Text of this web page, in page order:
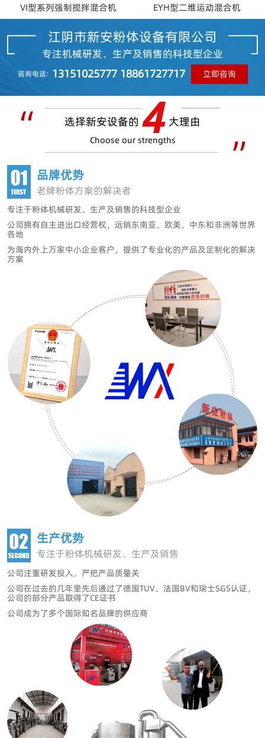
VI型系列强制搅拌混合机 EYH型二维运动混合机
江阴市新安粉体设备有限公司
专注机械研发、生产及销售的科技型企业
咨询电话: 13151025777 18861727717 立即咨询
选择新安设备的 大理由
Choose our strengths
品牌优势
老牌粉体方案的解决者
专注于粉体机械研发、生产及销售的科技型企业
公司拥有自主进出口经营权，远销东南亚、欧美、中东和非洲等世界
各地
为海内外上万家中小企业客户 ，提供了专业化的产品及定制化的解决
方案
生产优势
专注于粉体机械研发、生产及销售
公司注重研发投入，严把产品质量关
公司在过去的几年里先后通过了德国TUV、法国BV和瑞士SGS认证，
公司的部分产品取得了CE证书
公司成为了多个国际知名品牌的供应商